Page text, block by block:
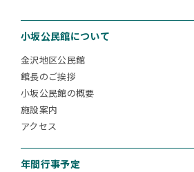
小坂公民館について
金沢地区公民館
館長のご挨拶
小坂公民館の概要
施設案内
アクセス
年間行事予定